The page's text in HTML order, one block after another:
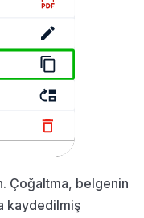
Çoğaltma, belgenin
kaydedilmiş